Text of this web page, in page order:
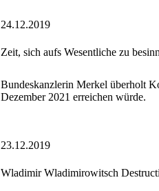
24.12.2019
Zeit, sich aufs Wesentliche zu
Bundeskanzlerin Merkel überholt
Dezember 2021 erreichen würde.
23.12.2019
Wladimir Wladimirowitsch